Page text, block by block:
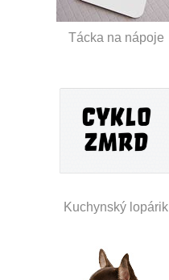
Tácka na nápoje
Kuchynský lopárik